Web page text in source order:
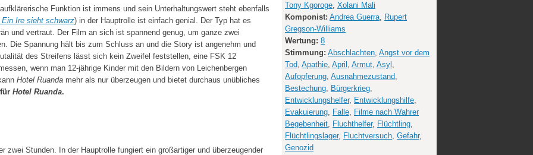
Funktion ist immens und sein Unterhaltungswert steht ebenfalls
Ein Ire sieht schwarz) in der Hauptrolle ist einfach genial. Der Typ hat es
und vertraut. Der Film an sich ist spannend genug, um ganze zwei
Die Spannung hält bis zum Schluss an und die Story ist angenehm und
des Streifens lässt sich kein Zweifel feststellen, eine FSK 12
wenn man 12-jährige Kinder mit den Bildern von Leichenbergen
Hotel Ruanda mehr als nur überzeugen und bietet durchaus unübliches
Hotel Ruanda.
zwei Stunden. In der Hauptrolle fungiert ein großartiger und überzeugender
Tony Kgoroge, Xolani Mali
Komponist: Andrea Guerra, Rupert
Gregson-Williams
Wertung: 8
Stimmung: Abschlachten, Angst vor dem
Tod, Apathie, April , Armut, Asyl ,
Aufopferung, Ausnahmezustand,
Bestechung, Bürgerkrieg,
Entwicklungshelfer, Entwicklungshilfe,
Evakuierung, Falle, Filme nach Wahrer
Begebenheit, Fluchthelfer, Flüchtling,
Flüchtlingslager, Fluchtversuch, Gefahr,
Genozid